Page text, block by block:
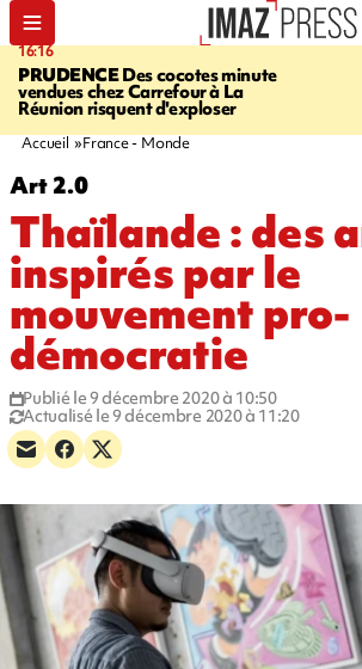
16:16
PRUDENCEDes cocotes minute
vendues chez Carrefour à La
Réunion risquent d'exploser
Accueil France - Monde
Art 2.0
Thaïlande : des
inspirés par le
mouvement pro-
démocratie
Publié le 9 décembre 2020 à 10:50
Actualisé le 9 décembre 2020 à 11:20